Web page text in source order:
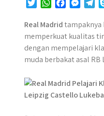
i
t
t
e
W
a
t
s
A
c
e
b
o
s
s
e
n
r
l
e
g
r
Real Madridtampaknya
memperkuat kualitas
dengan mempelajari
muda berbakat asal RB